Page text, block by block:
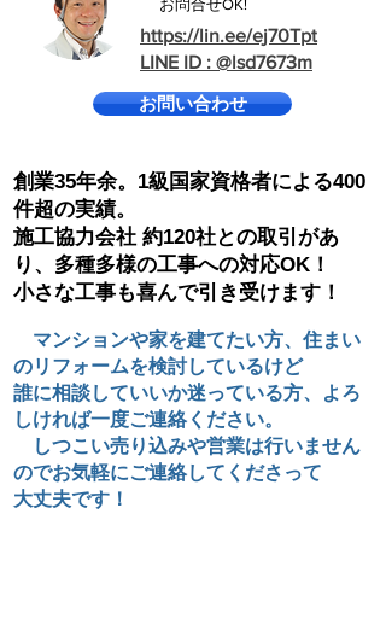
​ お問合せOK!
https://lin.ee/ej70Tpt
LINE ID : @lsd7673m
お問い合わせ
創業35年余。1級国家資格者による400
件超の実績。
施工協力会社 約120社との取引があ
り、多種多様の工事への対応OK！
小さな工事も喜んで引き受けます！
マンションや家を建てたい方、住まい
のリフォームを検討しているけど
誰に相談していいか迷っている方、よろ
しければ一度ご連絡ください。
しつこい売り込みや営業は行いません
のでお気軽にご連絡してくださって
大丈夫です！